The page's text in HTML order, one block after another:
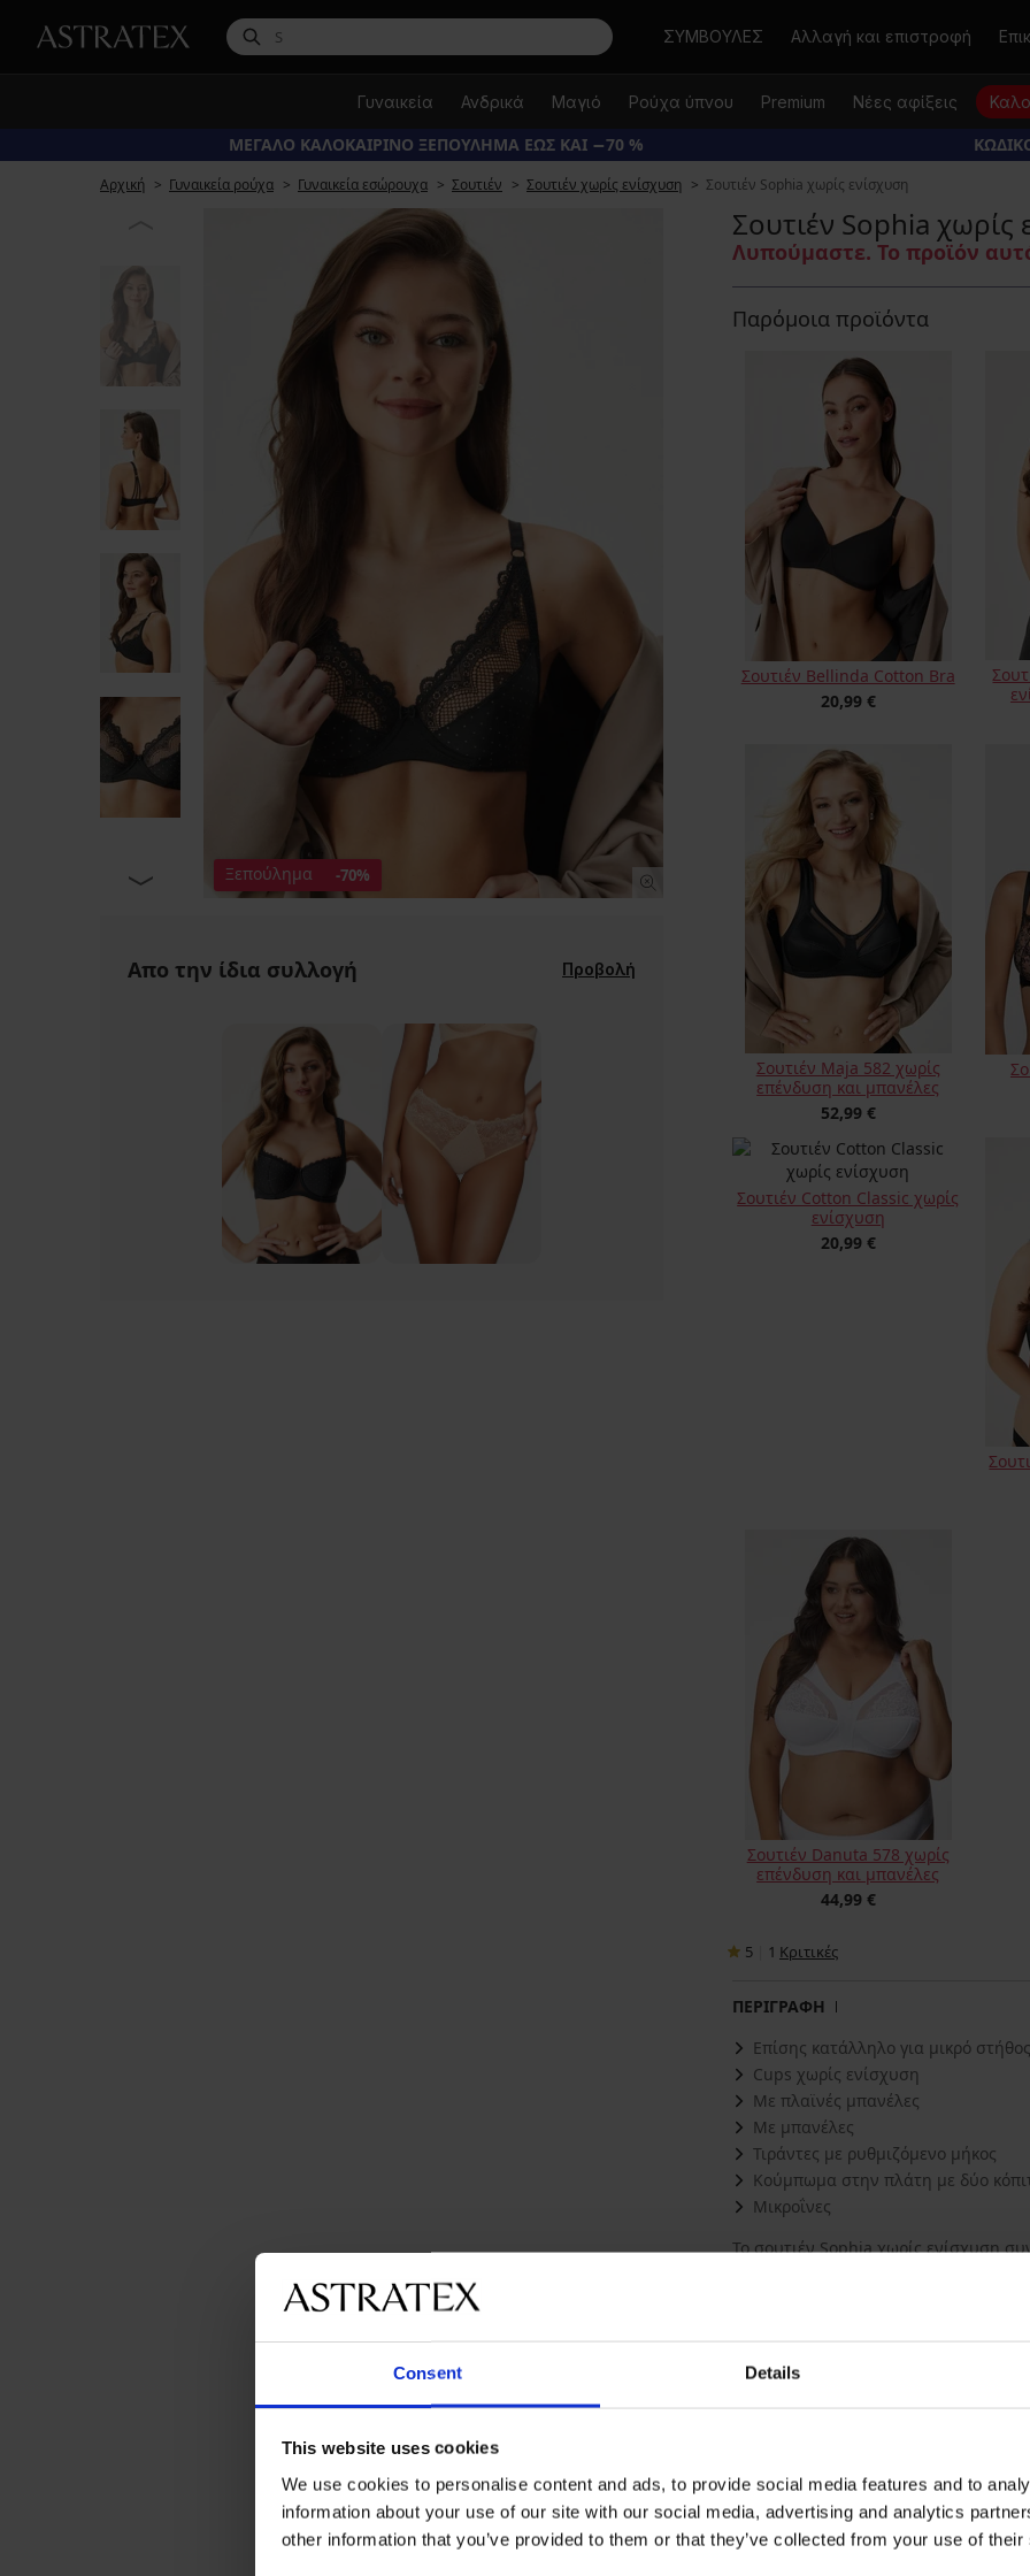
Consent Details
This website uses cookies
We use cookies to personalise content and ads, to provide social media features and to
information about your use of our site with our social media, advertising and analytics
other information that you’ve provided to them or that they’ve collected from your use of
Αναζήτηση
ΣΥΜΒΟΥΛΕΣ Αλλαγή και επιστροφή
Γυναικεία Ανδρικά Μαγιό Ρούχα ύπνου Premium Νέες αφίξεις
ΜΕΓΑΛΟ ΚΑΛΟΚΑΙΡΙΝΟ ΞΕΠΟΥΛΗΜΑ ΕΩΣ ΚΑΙ −70 %
Αρχική Γυναικεία ρούχα Γυναικεία εσώρουχα Σουτιέν Σουτιέν χωρίς ενίσχυση Σουτιέν Sophia χωρίς ενίσχυση
Ξεπούλημα -70%
Απο την ίδια συλλογή Προβολή
Σουτιέν Sophia χωρίς
Λυπούμαστε. Το προϊόν
Παρόμοια προϊόντα
Σουτιέν Bellinda Cotton Bra
20,99 €
Σουτιέν Maja 582 χωρίς
επένδυση και μπανέλες
52,99 €
Σουτιέν Cotton Classic χωρίς
ενίσχυση
20,99 €
Σουτιέν Danuta 578 χωρίς
επένδυση και μπανέλες
44,99 €
5 1 Κριτικές
ΠΕΡΙΓΡΑΦΗ
Επίσης κατάλληλο για μικρό στήθος
Cups χωρίς ενίσχυση
Με πλαϊνές μπανέλες
Με μπανέλες
Τιράντες με ρυθμιζόμενο μήκος
Κούμπωμα στην πλάτη με δύο
Μικροΐνες
Το σουτιέν Sophia χωρίς ενίσχυση
Υλικό
Κωδικός προϊόντος
Μάρκα
Περισσότερα
Μπορεί να σας αρέσει